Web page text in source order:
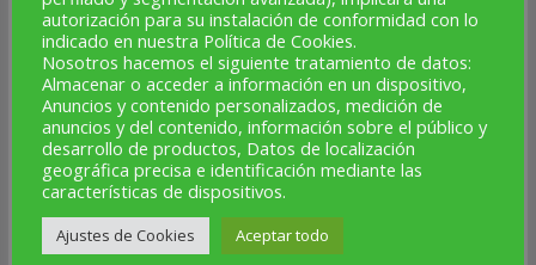
SÍGUENOS
Facebook InstagramTelegramX YouTube Correo electrónico
★
NOTICIAS AL DÍA
autorización para su instalación de conformidad con lo
indicado en nuestra Política de Cookies.
Nosotros hacemos el siguiente tratamiento de datos:
Almacenar o acceder a información en un dispositivo,
Anuncios y contenido personalizados, medición de
anuncios y del contenido, información sobre el público y
desarrollo de productos, Datos de localización
geográfica precisa e identificación mediante las
características de dispositivos.
Ajustes de Cookies Aceptar todo